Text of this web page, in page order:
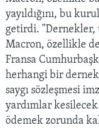
yayıldığını, bu
getirdi. "Dernekler,
Macron, özellikle
Fransa
herhangi bir
saygı sözleşmesi
yardımlar
ödemek zorunda